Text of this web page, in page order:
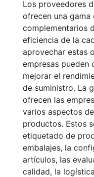
Los proveedores
ofrecen una gama
complementarios
eficiencia de la
aprovechar estas
empresas pueden
mejorar el
de suministro. La
ofrecen las
varios aspectos
productos. Estos
etiquetado de
embalajes, la
artículos, las
calidad, la